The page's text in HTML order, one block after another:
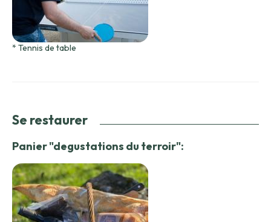
* Tennis de table
Se restaurer
Panier "degustations du terroir":